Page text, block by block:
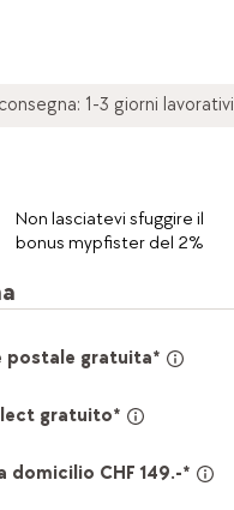
1-3 giorni lavorativi
Non lasciatevi sfuggire il
bonus mypfister del 2%
postale gratuita*
gratuito*
domicilio CHF 149.-*